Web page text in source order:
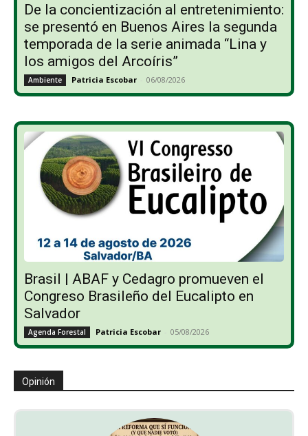
De la concientización al entretenimiento:
se presentó en Buenos Aires la segunda
temporada de la serie animada “Lina y
los amigos del Arcoíris”
Ambiente Patricia Escobar - 06/08/2026
Brasil | ABAF y Cedagro promueven el
Congreso Brasileño del Eucalipto en
Salvador
Agenda Forestal Patricia Escobar - 05/08/2026
Opinión